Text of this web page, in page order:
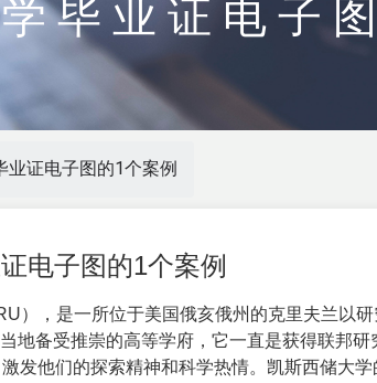
毕业证电子
业证电子图的1个案例
电子图的1个案例
），是一所位于美国俄亥俄州的克里夫兰以
地备受推崇的高等学府，它一直是获得联邦研
发他们的探索精神和科学热情。凯斯西储大学